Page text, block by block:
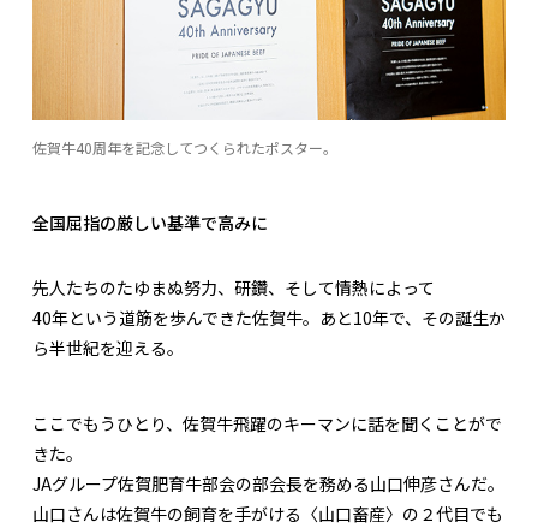
佐賀牛40周年を記念してつくられたポスター。
全国屈指の厳しい基準で高みに
先人たちのたゆまぬ努力、研鑽、そして情熱によって
40年という道筋を歩んできた佐賀牛。あと10年で、その誕生か
ら半世紀を迎える。
ここでもうひとり、佐賀牛飛躍のキーマンに話を聞くことがで
きた。
JAグループ佐賀肥育牛部会の部会長を務める山口伸彦さんだ。
山口さんは佐賀牛の飼育を手がける〈山口畜産〉の２代目でも